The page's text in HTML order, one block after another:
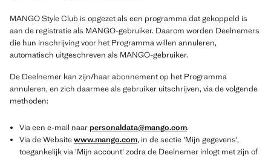
MANGO Style Club is opgezet als een programma dat gekoppeld is
aan de registratie als MANGO-gebruiker. Daarom worden Deelnemers
die hun inschrijving voor het Programma willen annuleren,
automatisch uitgeschreven als MANGO-gebruiker.
De Deelnemer kan zijn/haar abonnement op het Programma
annuleren, en zich daarmee als gebruiker uitschrijven, via de volgende
methoden:
Via een e-mail naarpersonaldata@mango.com.
Via de Websitewww.mango.com, in de sectie 'Mijn gegevens',
toegankelijk via 'Mijn account' zodra de Deelnemer inlogt met zijn of